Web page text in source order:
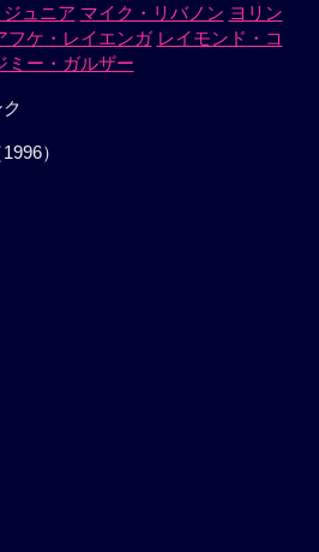
ュニア マイク・リバノン ヨリン
フケ・レイエンガ レイモンド・コ
ミー・ガルザー
）